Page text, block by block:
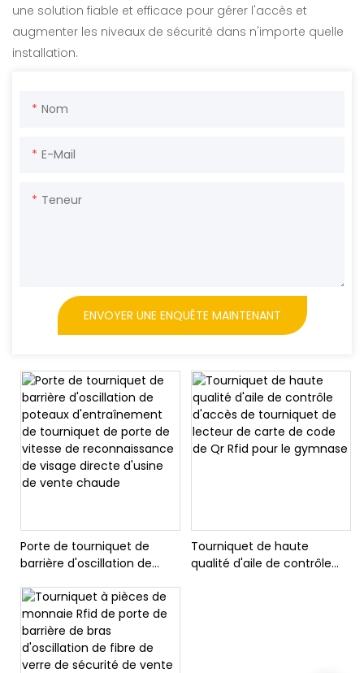
une solution fiable et efficace pour gérer l'accès et
augmenter les niveaux de sécurité dans n'importe quelle
installation.
Nom
E-Mail
Teneur
ENVOYER UNE ENQUÊTE MAINTENANT
Porte de tourniquet de
barrière d'oscillation de
tourniquet de porte de
vitesse de reconnaissance
de visage directe d'usine de
vente chaude
Tourniquet de haute
qualité d'aile de contrôle